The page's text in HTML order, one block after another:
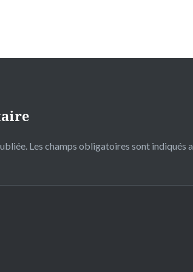
Les champs obligatoires sont indiqués